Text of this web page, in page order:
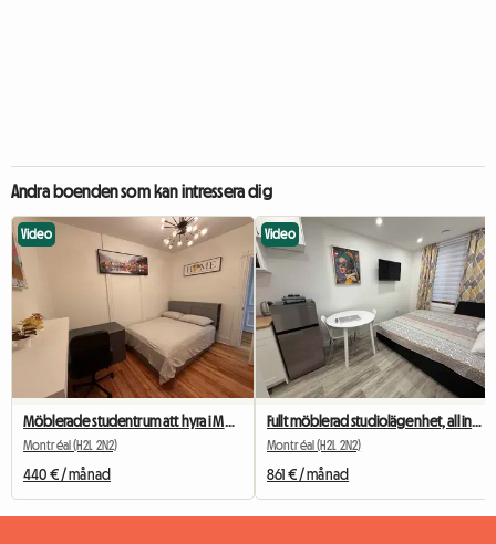
Andra boenden som kan intressera dig
Video
Montréal (H2L 2N2)
440 € / månad
Video
Montréal (H2L 2N2)
861 € / månad